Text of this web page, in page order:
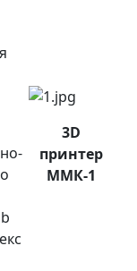
3D
принтер
ММК-1